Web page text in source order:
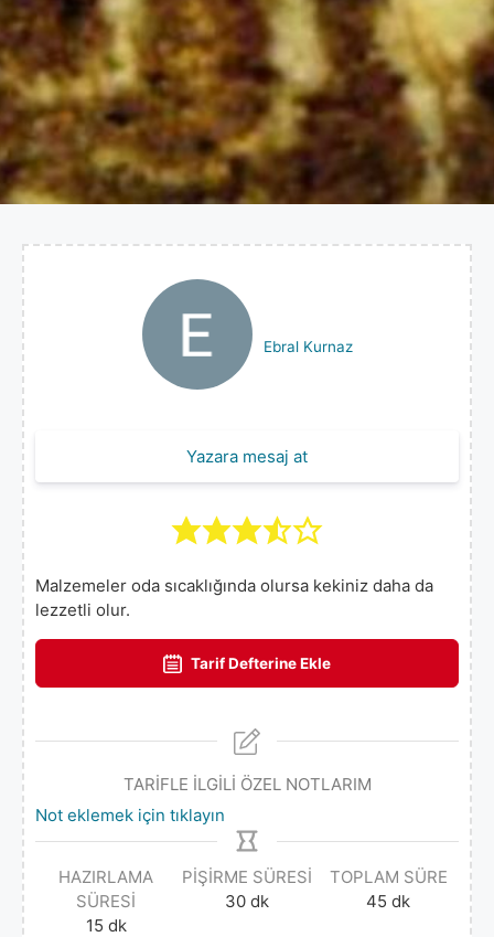
Ebral Kurnaz
Yazara mesaj at
Malzemeler oda sıcaklığında olursa kekiniz daha da
lezzetli olur.
Tarif Defterine Ekle
TARİFLE İLGİLİ ÖZEL NOTLARIM
Not eklemek için tıklayın
HAZIRLAMA
SÜRESI
15 dk
PIŞIRME SÜRESI
30 dk
TOPLAM SÜRE
45 dk